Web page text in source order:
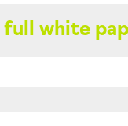
full white